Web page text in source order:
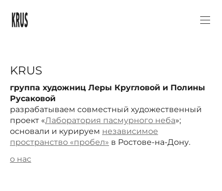
KRUS
группа художниц Леры Кругловой и Полины
Русаковой
разрабатываем совместный художественный
проект «Лаборатория пасмурного неба»;
основали и курируем независимое
пространство «пробел» в Ростове-на-Дону.
о нас